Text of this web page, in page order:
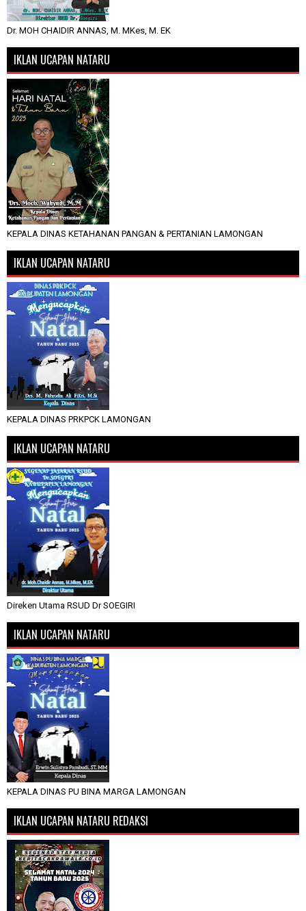
Dr. MOH CHAIDIR ANNAS, M. MKes, M. EK
IKLAN UCAPAN NATARU
KEPALA DINAS KETAHANAN PANGAN & PERTANIAN LAMONGAN
IKLAN UCAPAN NATARU
KEPALA DINAS PRKPCK LAMONGAN
IKLAN UCAPAN NATARU
Direken Utama RSUD Dr SOEGIRI
IKLAN UCAPAN NATARU
KEPALA DINAS PU BINA MARGA LAMONGAN
IKLAN UCAPAN NATARU REDAKSI